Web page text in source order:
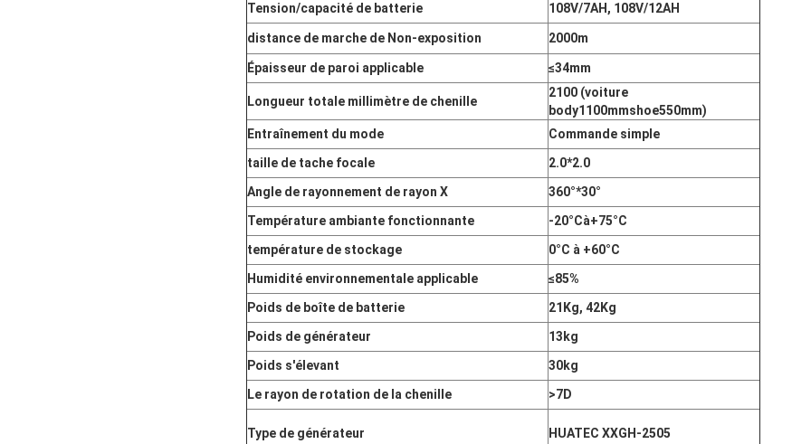
Tension/capacité de batterie 108V/7AH, 108V/12AH
distance de marche de Non-exposition 2000m
Épaisseur de paroi applicable ≤34mm
Longueur totale millimètre de chenille
2100 (voiture
body1100mmshoe550mm)
Entraînement du mode
Commande simple
taille de tache focale
2.0*2.0
Angle de rayonnement de rayon X
360°*30°
Température ambiante fonctionnante
-20°Cà+75°C
température de stockage
0°C à +60°C
Humidité environnementale applicable
≤85%
Poids de boîte de batterie
21Kg, 42Kg
Poids de générateur
13kg
Poids s'élevant
30kg
Le rayon de rotation de la chenille
>7D
Type de générateur HUATEC XXGH-2505